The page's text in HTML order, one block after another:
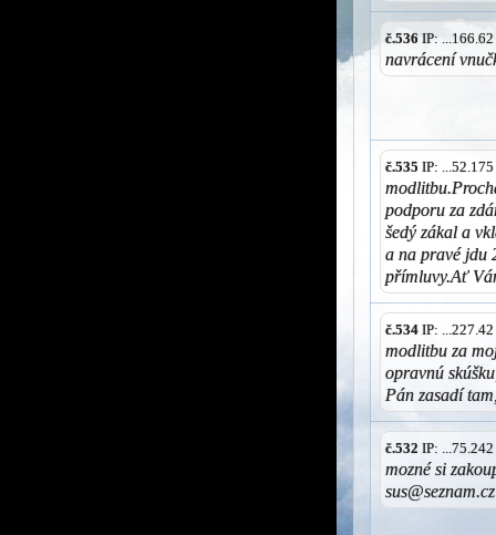
č.536 IP:
navrácení
č.535 IP:
podporu za
šedý zákal a
a na pravé jdu
přímluvy.Ať
č.534 IP:
modlitbu za
opravnú
Pán zasadí
č.532 IP:
mozné si